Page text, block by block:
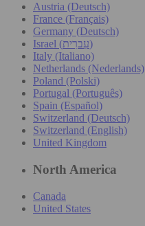
Austria (Deutsch)
France (Français)
Germany (Deutsch)
Israel (עִברִית)
Italy (Italiano)
Netherlands (Nederlands)
Poland (Polski)
Portugal (Português)
Spain (Español)
Switzerland (Deutsch)
Switzerland (English)
United Kingdom
North America
Canada
United States